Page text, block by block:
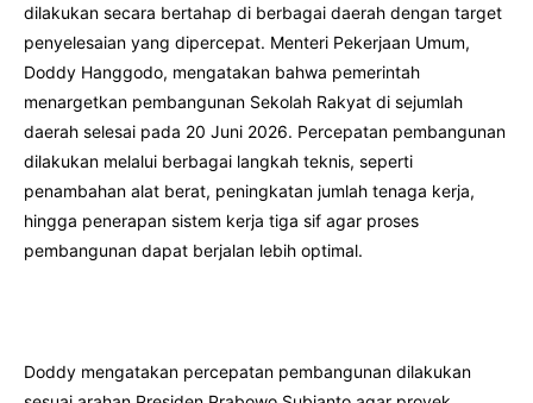
dilakukan secara bertahap di berbagai daerah dengan target
penyelesaian yang dipercepat. Menteri Pekerjaan Umum,
Doddy Hanggodo, mengatakan bahwa pemerintah
menargetkan pembangunan Sekolah Rakyat di sejumlah
daerah selesai pada 20 Juni 2026. Percepatan pembangunan
dilakukan melalui berbagai langkah teknis, seperti
penambahan alat berat, peningkatan jumlah tenaga kerja,
hingga penerapan sistem kerja tiga sif agar proses
pembangunan dapat berjalan lebih optimal.
Doddy mengatakan percepatan pembangunan dilakukan